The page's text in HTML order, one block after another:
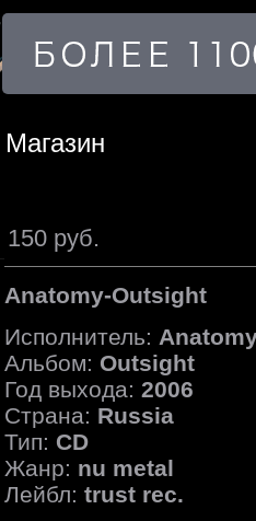
Магазин
150 руб.
Anatomy-Outsight
Исполнитель:
Альбом: Outsight
Год выхода: 2006
Страна: Russia
Тип: CD
Жанр: nu metal
Лейбл: trust rec.